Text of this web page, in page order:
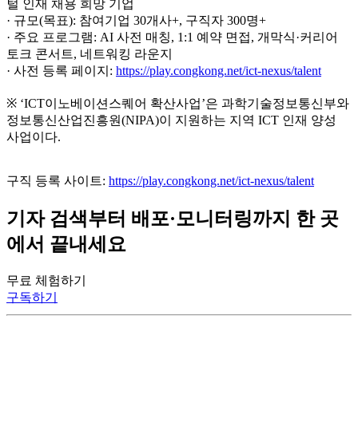
털 인재 채용 희망 기업
· 규모(목표): 참여기업 30개사+, 구직자 300명+
· 주요 프로그램: AI 사전 매칭, 1:1 예약 면접, 개막식·커리어
토크 콘서트, 네트워킹 라운지
· 사전 등록 페이지: https://play.congkong.net/ict-nexus/talent
※ ‘ICT이노베이션스퀘어 확산사업’은 과학기술정보통신부와
정보통신산업진흥원(NIPA)이 지원하는 지역 ICT 인재 양성
사업이다.
구직 등록 사이트: https://play.congkong.net/ict-nexus/talent
기자 검색부터 배포·모니터링까지 한 곳
에서 끝내세요
무료 체험하기
구독하기